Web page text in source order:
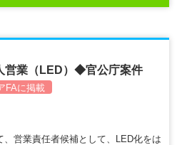
営業（LED）◆官公庁案件
FAに掲載
営業責任者候補として、LED化をは